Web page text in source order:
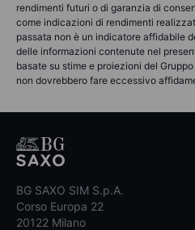
rendimenti futuri o di garanzia di
come indicazioni di rendimenti
passata non è un indicatore affidabile
delle informazioni contenute nel
basate su stime e proiezioni del
non dovrebbero fare eccessivo
BG SAXO SIM S.p.A.
Corso Europa 22
20122 Milano